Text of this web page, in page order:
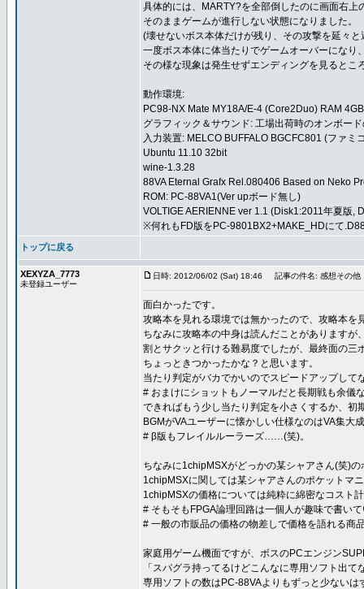
具体的には、MARTY?を全部倒したのに画面右上
そのままゲームが進行しない状態になりました。
(壊せないボス本体だけが残り、その攻撃を延々
一度ボス本体に体当たりでゲームオーバーになり
その様な現象は発生せずエンディングを見るとこ
動作環境:
PC98-NX Mate MY18A/E-4 (Core2Duo) RAM 4GB
グラフィック＆サウンド: 工場出荷時のオンボー
入力装置: MELCO BUFFALO BGCFC801 (ファ
Ubuntu 11.10 32bit
wine-1.3.28
88VA Eternal Grafx Rel.080406 Based on Neko
ROM: PC-88VA1(Ver upボード無し)
VOLTIGE AERIENNE ver 1.1 (Disk1:2011年夏版,
※何れもFD版をPC-9801BX2+MAKE_HDにて
トップに戻る
XEXYZA_7773
未登録ユーザー
日時: 2012/06/02 (Sat) 18:46 記事の件名: 感想その他
面白かったです。
攻略本を見れる環境では無かったので、攻略本を
ちなみに攻略本の中身は読んだことがありますが
割とサクッと行ける難易度でしたが、最終面の三
ちょっときつかったかな？と思います。
当たり判定がバカでかいのでスピードアップして
# おまけにショットもノーマルだと長期戦も余
できればもう少し当たり判定を小さくするか、
BGMがVAユーザーに懐かしい仕様なのはVA集大
# β版もフレイルルーラーズ……(笑)。
ちなみに1chipMSXがどっかの某シャアさん(笑)
1chipMSXに関しては某シャアさんのポケットマ
1chipMSXの価格については純粋に綿密なコスト
# そもそもFPGA論理回路は一個人が趣味で書い
# 一般の市販品の価格の物差しで価格を語れる
家庭用ゲーム機面ですが、ボスのPCエンジン
「スパグラ持ってるけどこんなに専用ソフト出
専用ソフトの数はPC-88VAよりもずっと少ないは